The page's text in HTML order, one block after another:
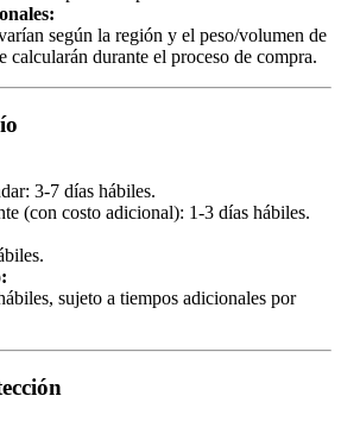
según la región y el peso/volumen de
calcularán durante el proceso de compra.
3-7 días hábiles.
(con costo adicional): 1-3 días hábiles.
sujeto a tiempos adicionales por